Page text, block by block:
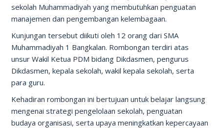
sekolah Muhammadiyah yang membutuhkan penguatan
manajemen dan pengembangan kelembagaan.
Kunjungan tersebut diikuti oleh 12 orang dari SMA
Muhammadiyah 1 Bangkalan. Rombongan terdiri atas
unsur Wakil Ketua PDM bidang Dikdasmen, pengurus
Dikdasmen, kepala sekolah, wakil kepala sekolah, serta
para guru.
Kehadiran rombongan ini bertujuan untuk belajar langsung
mengenai strategi pengelolaan sekolah, penguatan
budaya organisasi, serta upaya meningkatkan kepercayaan